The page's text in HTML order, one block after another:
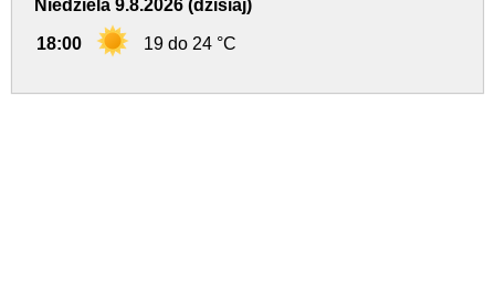
Niedziela 9.8.2026 (dzisiaj)
18:00 19 do 24 °C